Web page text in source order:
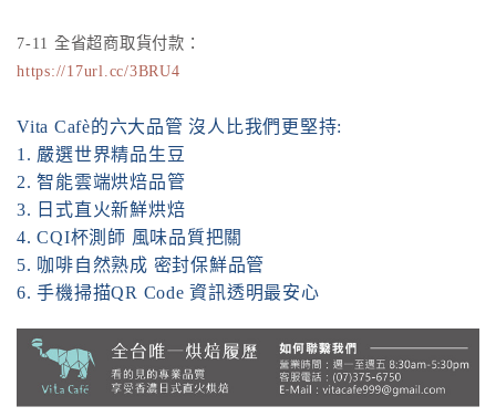
7-11 全省超商取貨付款：
https://17url.cc/3BRU4
Vita Cafè的六大品管 沒人比我們更堅持:
1. 嚴選世界精品生豆
2. 智能雲端烘焙品管
3. 日式直火新鮮烘焙
4. CQI杯測師 風味品質把關
5. 咖啡自然熟成 密封保鮮品管
6. 手機掃描QR Code 資訊透明最安心